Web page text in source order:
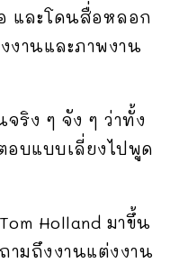
และโดนสื่อหลอก
งานและภาพงาน
จริง ๆ จัง ๆ ว่าทั้ง
อบแบบเลี่ยงไปพูด
Holland มาขึ้น
ามถึงงานแต่งงาน